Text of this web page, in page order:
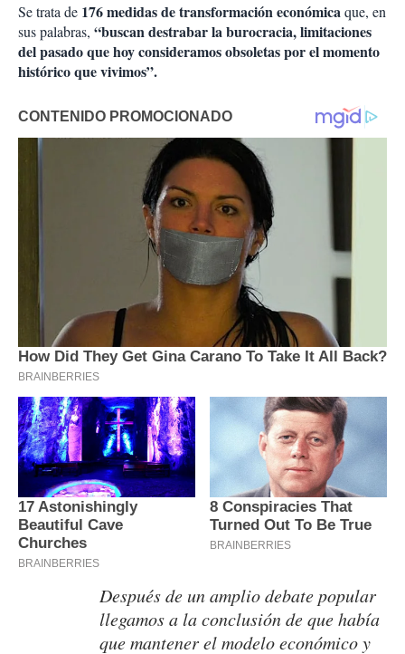
Se trata de 176 medidas de transformación económicaque, en
sus palabras, “buscan destrabar la burocracia, limitaciones
del pasado que hoy consideramos obsoletas por el momento
histórico que vivimos”.
Después de un amplio debate popular
llegamos a la conclusión de que había
que mantener el modelo económico y